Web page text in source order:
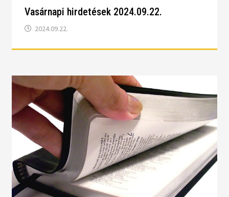
Vasárnapi hirdetések 2024.09.22.
2024.09.22.